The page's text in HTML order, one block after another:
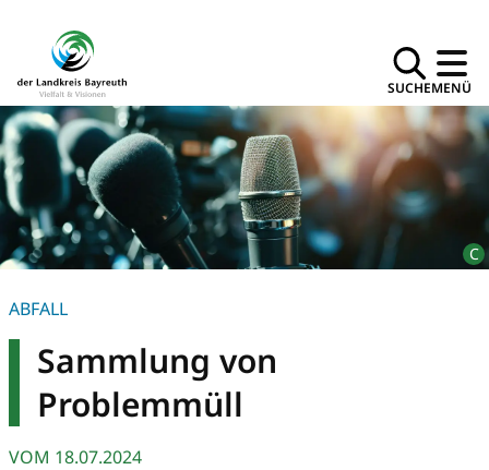
SUCHEMENÜ
ABFALL
Sammlung von
Problemmüll
VOM 18.07.2024